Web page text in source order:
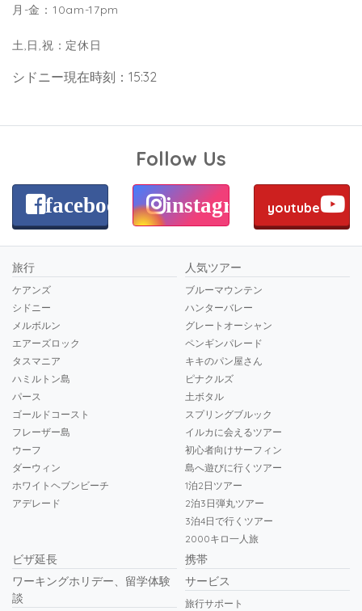
月-金：10am-17pm
土,日,祝：定休日
シドニー現在時刻：15:32
Follow Us
facebook instagram youtube
旅行
ケアンズ
シドニー
メルボルン
エアーズロック
タスマニア
ハミルトン島
パース
ゴールドコースト
フレーザー島
ウーフ
ダーウィン
ホワイトヘブンビーチ
アデレード
人気ツアー
ブルーマウンテン
ハンターバレー
グレートオーシャン
ペンギンパレード
キキのパン屋さん
ピナクルズ
土ボタル
スプリングブルック
イルカに会えるツアー
初心者向けサーフィン
島へ遊びに行くツアー
1泊2日ツアー
2泊3日弾丸ツアー
3泊4日で行くツアー
2000キロ一人旅
ビザ延長
ワーキングホリデー、留学体験
談
携帯
サービス
旅行サポート